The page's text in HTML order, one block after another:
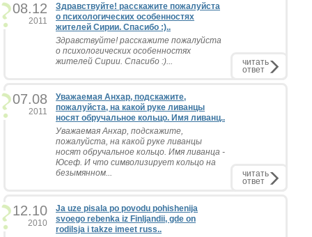
08.12
2011
Здравствуйте! расскажите пожалуйста
о психологических особенностях
жителей Сирии. Спасибо :)..
Здравствуйте! расскажите пожалуйста
о психологических особенностях
жителей Сирии. Спасибо :)...
читать
ответ
07.08
2011
Уважаемая Анхар, подскажите,
пожалуйста, на какой руке ливанцы
носят обручальное кольцо. Имя ливанц..
Уважаемая Анхар, подскажите,
пожалуйста, на какой руке ливанцы
носят обручальное кольцо. Имя ливанца -
Юсеф. И что символизирует кольцо на
безымянном...
читать
ответ
12.10
2010
Ja uze pisala po povodu pohishenija
svoego rebenka iz Finljandii, gde on
rodilsja i takze imeet russ..